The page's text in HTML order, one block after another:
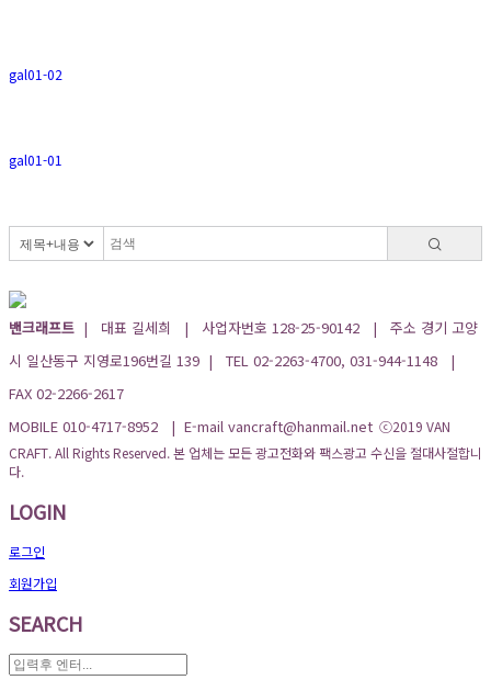
gal01-02
gal01-01
밴크래프트 | 대표 길세희 | 사업자번호 128-25-90142 | 주소 경기 고양
시 일산동구 지영로196번길 139 | TEL 02-2263-4700, 031-944-1148 |
FAX 02-2266-2617
MOBILE 010-4717-8952 | E-mail vancraft@hanmail.net ⓒ2019 VAN
CRAFT. All Rights Reserved. 본 업체는 모든 광고전화와 팩스광고 수신을 절대사절합니
다.
LOGIN
로그인
회원가입
SEARCH